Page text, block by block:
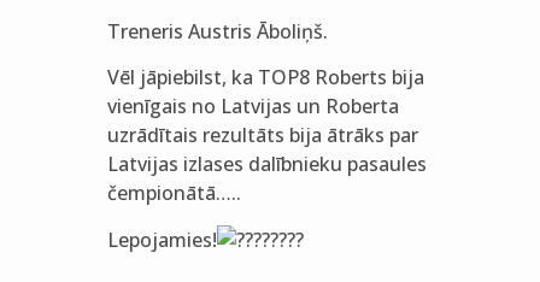
Treneris Austris Āboliņš.
Vēl jāpiebilst, ka TOP8 Roberts bija
vienīgais no Latvijas un Roberta
uzrādītais rezultāts bija ātrāks par
Latvijas izlases dalībnieku pasaules
čempionātā…..
Lepojamies!